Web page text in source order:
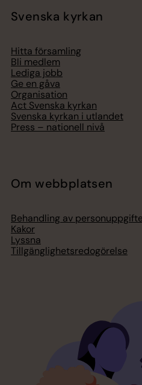
Svenska kyrkan
Hitta församling
Bli medlem
Lediga jobb
Ge en gåva
Organisation
Act Svenska kyrkan
Svenska kyrkan i utlandet
Press – nationell nivå
Om webbplatsen
Behandling av
Kakor
Lyssna
Tillgänglighetsredogörelse